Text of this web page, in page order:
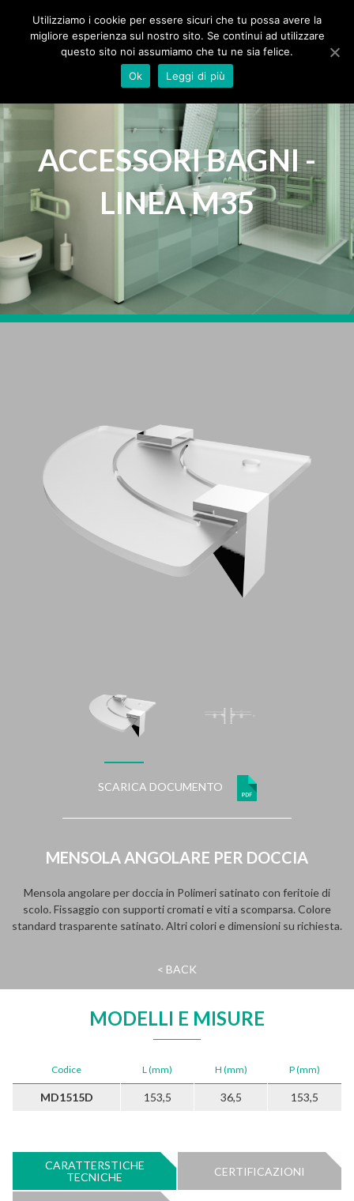
MPS Srl IT
HOME
PRODOTTI
TENDE
SEGNALETICA ZERBINI
CONTATTI
ACCESSORI BAGNI -
LINEA M35
MENSOLA ANGOLARE PER DOCCIA
Mensola angolare per doccia in Polimeri satinato con feritoie di
scolo. Fissaggio con supporti cromati e viti a scomparsa. Colore
standard trasparente satinato. Altri colori e dimensioni su richiesta.
< BACK
SCARICA DOCUMENTO
MODELLI E MISURE
Codice L (mm) H (mm) P (mm)
MD1515D 153,5 36,5 153,5
CARATTERSTICHE
TECNICHE
CERTIFICAZIONI
Utilizziamo i cookie per essere sicuri che tu possa avere la
migliore esperienza sul nostro sito. Se continui ad utilizzare
questo sito noi assumiamo che tu ne sia felice.
Ok
Leggi di più